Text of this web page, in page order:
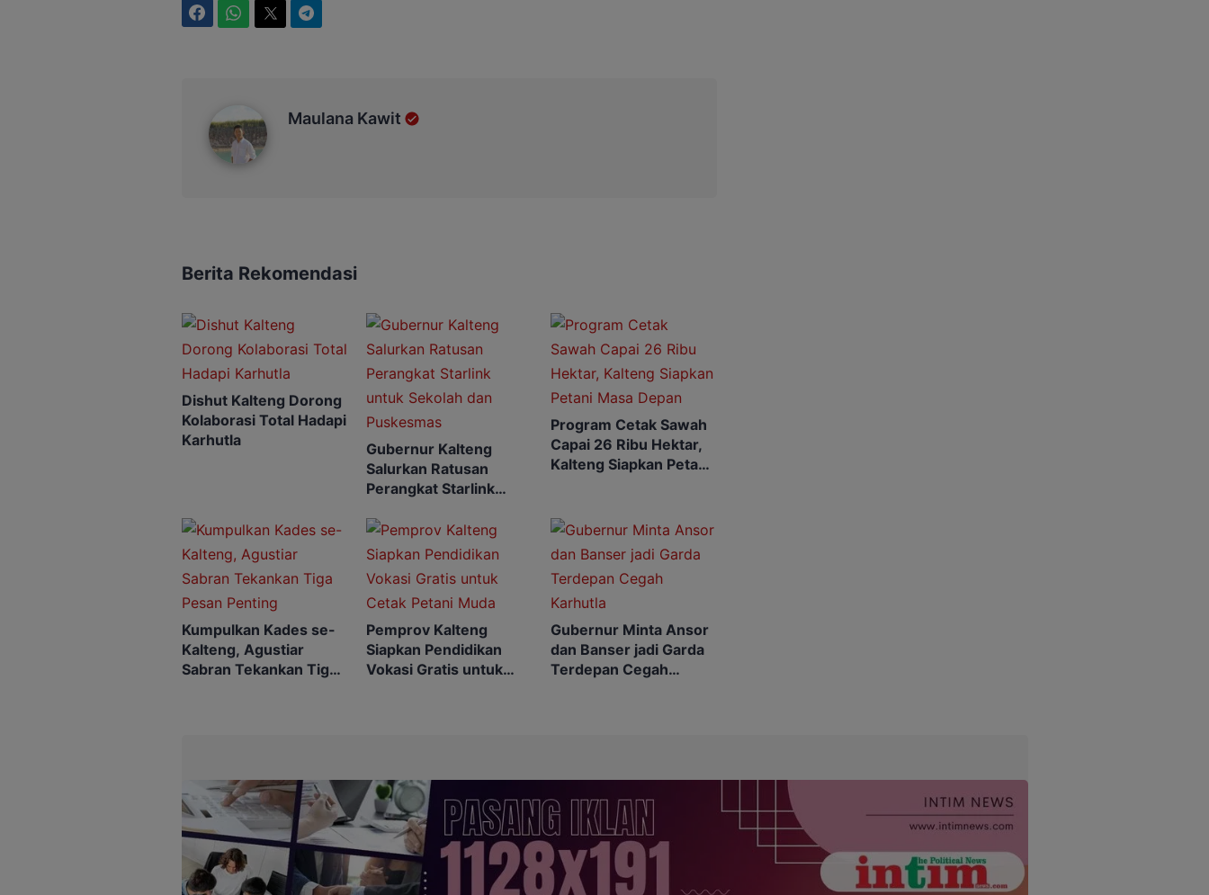
Maulana Kawit
Berita Rekomendasi
Dishut Kalteng Dorong
Kolaborasi Total Hadapi
Karhutla
Gubernur Kalteng
Salurkan Ratusan
Perangkat Starlink
Puskesmas
Program Cetak Sawah
Capai 26 Ribu Hektar,
Kalteng Siapkan Petani
Kumpulkan Kades se-
Kalteng, Agustiar
Sabran Tekankan Tiga
Pemprov Kalteng
Siapkan Pendidikan
Vokasi Gratis untuk
Gubernur Minta Ansor
dan Banser jadi Garda
Terdepan Cegah